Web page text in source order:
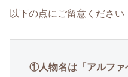
以下の点にご留意ください
①人物名は「アルフ